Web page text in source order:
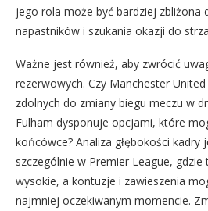
jego rola może być bardziej zbliżona
napastników i szukania okazji do
Ważne jest również, aby zwrócić
rezerwowych. Czy Manchester
zdolnych do zmiany biegu meczu w
Fulham dysponuje opcjami, które
końcówce? Analiza głębokości kadry
szczególnie w Premier League,
wysokie, a kontuzje i zawieszenia
najmniej oczekiwanym momencie.